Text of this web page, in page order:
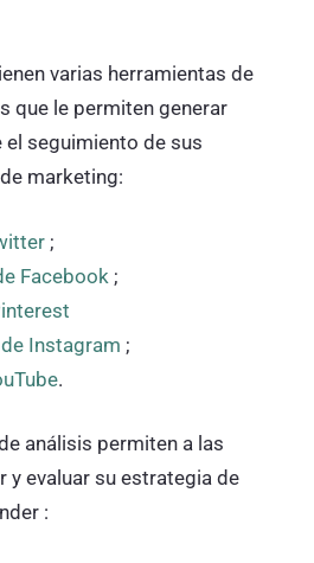
varias herramientas de
que le permiten generar
seguimiento de sus
marketing:
;
Facebook ;
Instagram ;
.
análisis permiten a las
y evaluar su estrategia de
: